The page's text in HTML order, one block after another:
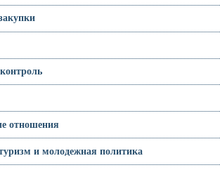
отношения
и молодежная политика